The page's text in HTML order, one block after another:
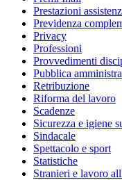
Prestazioni
Previdenza
Privacy
Professioni
Provvedimenti
Pubblica
Retribuzione
Riforma del lavoro
Scadenze
Sicurezza e igiene
Sindacale
Spettacolo e sport
Statistiche
Stranieri e lavoro